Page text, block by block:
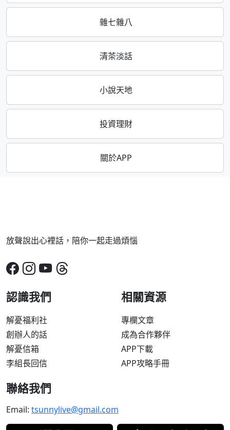
雜七雜八
清茶淡話
小說天地
投資理財
關於APP
放聲說出心裡話，陪你一起走過煩惱
認識我們
解憂福利社
創辦人的話
解憂信箱
李組長回信
相關資源
專欄文章
成為合作夥伴
APP下載
APP攻略手冊
聯絡我們
Email: tsunnylive@gmail.com